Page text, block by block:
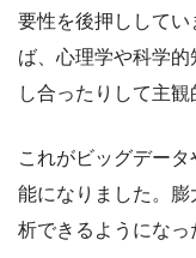
要性を後押ししてい
ば、心理学や科学
し合ったりして主観
これがビッグデー
能になりました。
析できるようになっ